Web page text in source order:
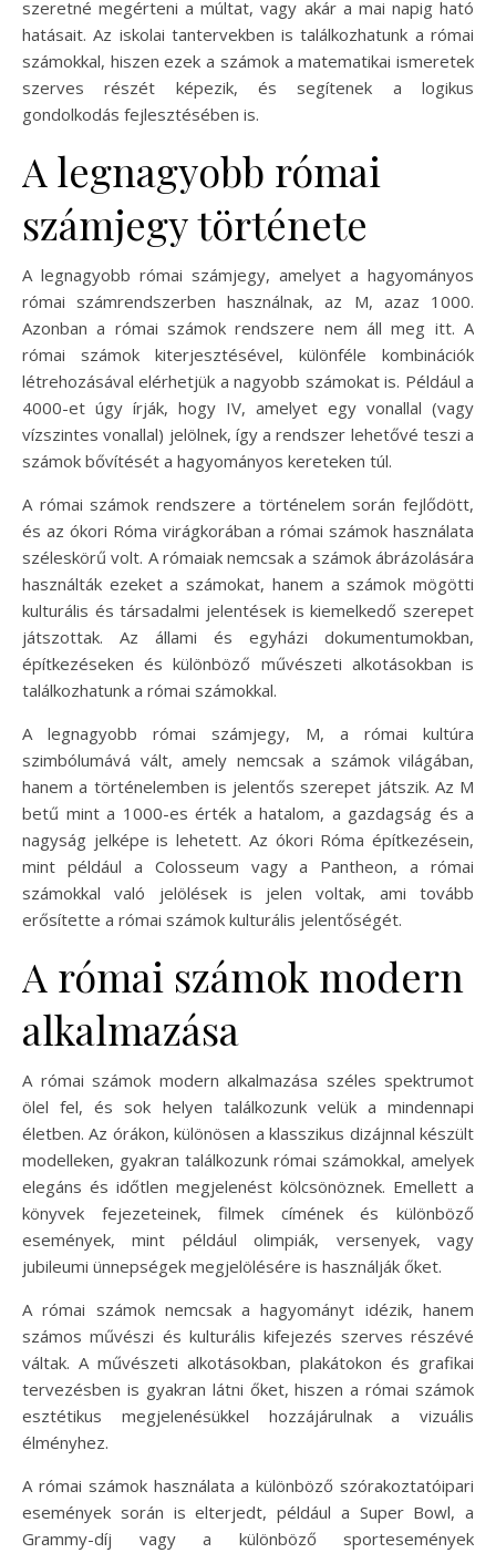
szeretné megérteni a múltat, vagy akár a mai napig ható
hatásait. Az iskolai tantervekben is találkozhatunk a római
számokkal, hiszen ezek a számok a matematikai ismeretek
szerves részét képezik, és segítenek a logikus
gondolkodás fejlesztésében is.
A legnagyobb római
számjegy története
A legnagyobb római számjegy, amelyet a hagyományos
római számrendszerben használnak, az M, azaz 1000.
Azonban a római számok rendszere nem áll meg itt. A
római számok kiterjesztésével, különféle kombinációk
létrehozásával elérhetjük a nagyobb számokat is. Például a
4000-et úgy írják, hogy IV, amelyet egy vonallal (vagy
vízszintes vonallal) jelölnek, így a rendszer lehetővé teszi a
számok bővítését a hagyományos kereteken túl.
A római számok rendszere a történelem során fejlődött,
és az ókori Róma virágkorában a római számok használata
széleskörű volt. A rómaiak nemcsak a számok ábrázolására
használták ezeket a számokat, hanem a számok mögötti
kulturális és társadalmi jelentések is kiemelkedő szerepet
játszottak. Az állami és egyházi dokumentumokban,
építkezéseken és különböző művészeti alkotásokban is
találkozhatunk a római számokkal.
A legnagyobb római számjegy, M, a római kultúra
szimbólumává vált, amely nemcsak a számok világában,
hanem a történelemben is jelentős szerepet játszik. Az M
betű mint a 1000-es érték a hatalom, a gazdagság és a
nagyság jelképe is lehetett. Az ókori Róma építkezésein,
mint például a Colosseum vagy a Pantheon, a római
számokkal való jelölések is jelen voltak, ami tovább
erősítette a római számok kulturális jelentőségét.
A római számok modern
alkalmazása
A római számok modern alkalmazása széles spektrumot
ölel fel, és sok helyen találkozunk velük a mindennapi
életben. Az órákon, különösen a klasszikus dizájnnal készült
modelleken, gyakran találkozunk római számokkal, amelyek
elegáns és időtlen megjelenést kölcsönöznek. Emellett a
könyvek fejezeteinek, filmek címének és különböző
események, mint például olimpiák, versenyek, vagy
jubileumi ünnepségek megjelölésére is használják őket.
A római számok nemcsak a hagyományt idézik, hanem
számos művészi és kulturális kifejezés szerves részévé
váltak. A művészeti alkotásokban, plakátokon és grafikai
tervezésben is gyakran látni őket, hiszen a római számok
esztétikus megjelenésükkel hozzájárulnak a vizuális
élményhez.
A római számok használata a különböző szórakoztatóipari
események során is elterjedt, például a Super Bowl, a
Grammy-díj vagy a különböző sportesemények